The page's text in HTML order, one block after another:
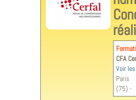
CFA
Voir
Paris
(75) -